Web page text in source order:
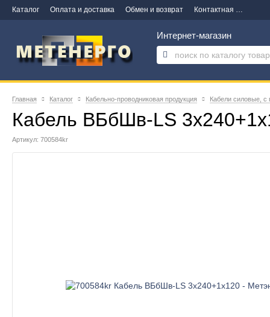
Каталог Оплата и доставка Обмен и возврат Контактная информация
Интернет-магазин
Главная Каталог Кабельно-проводниковая продукция Кабели силовые, с
Кабель ВБбШв-LS
Артикул: 700584kr